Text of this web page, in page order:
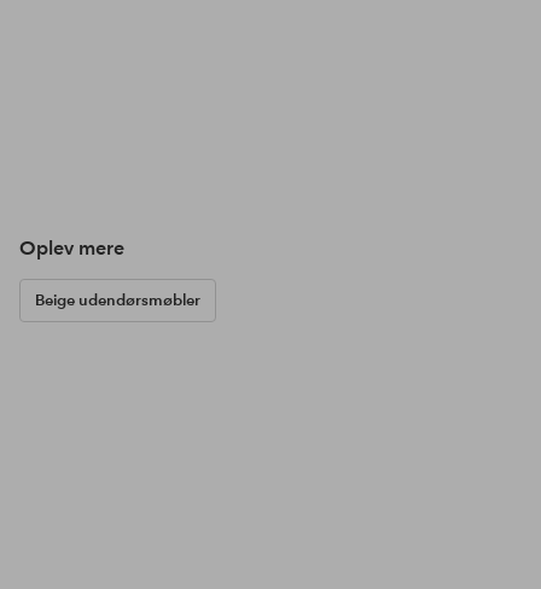
Oplev mere
Beige udendørsmøbler